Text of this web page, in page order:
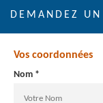
DEMANDEZ
Vos coordonnées
Nom *